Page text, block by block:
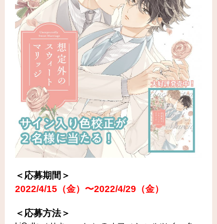
＜応募期間＞
2022/4/15 （金）〜2022/4/29（金）
＜応募方法＞